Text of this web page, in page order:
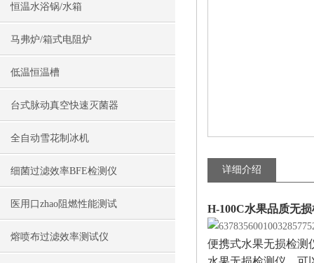
恒温水浴锅/水箱
马弗炉/箱式电阻炉
低温恒温槽
台式脉动真空快速灭菌器
全自动雪花制冰机
细菌过滤效率BFE检测仪
医用口zhao阻燃性能测试
熔喷布过滤效率测试仪
详细介绍
H-100C水果品质无
便携式水果无损检测